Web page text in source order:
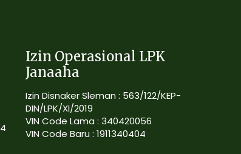
Izin Operasional LPK
Janaaha
Izin Disnaker Sleman : 563/122/KEP-
DIN/LPK/XI/2019
VIN Code Lama : 340420056
VIN Code Baru : 1911340404